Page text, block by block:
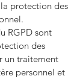
protection des
RGPD sont
des
un traitement
personnel et